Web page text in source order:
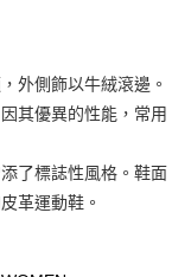
外側飾以牛絨滾邊。
其優異的性能，常用
了標誌性風格。鞋面
革運動鞋。